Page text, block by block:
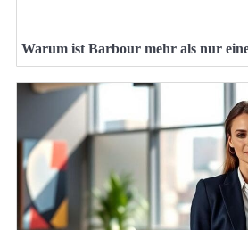
Warum ist Barbour mehr als nur